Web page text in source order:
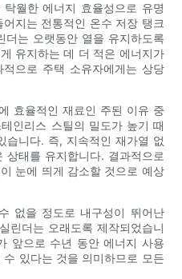
월한 에너지 효율성으로 유명
지는 전통적인 온수 저장 탱크
는 오랫동안 열을 유지하도록
유지하는 데 더 적은 에너지가
으로 주택 소유자에게는 상당
효율적인 재료인 주된 이유 중
인리스 스틸의 밀도가 높기 때
습니다. 즉, 지속적인 재가열 없
태를 유지합니다. 결과적으로
눈에 띄게 감소할 것으로 예상
없을 정도로 내구성이 뛰어난
린더는 오래도록 제작되었습니
앞으로 수년 동안 에너지 사용
있다는 것을 의미하므로 모든